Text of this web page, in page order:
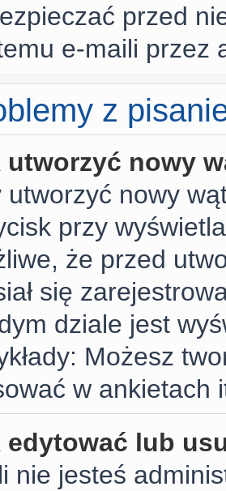
przed
e-maili przez
z
utworzyć nowy
utworzyć nowy
przy
że przed
się
dziale jest
Możesz
w ankietach
edytować lub
nie jesteś